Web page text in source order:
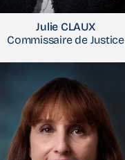
Julie CLAUX
Commissaire de Justice